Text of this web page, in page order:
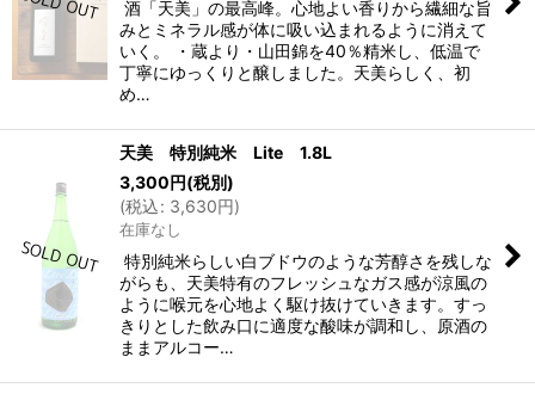
酒「天美」の最高峰。心地よい香りから繊細な旨
みとミネラル感が体に吸い込まれるように消えて
いく。 ・蔵より・山田錦を40％精米し、低温で
丁寧にゆっくりと醸しました。天美らしく、初
め…
天美 特別純米 Lite 1.8L
3,300円(税別)
(税込: 3,630円)
在庫なし
特別純米らしい白ブドウのような芳醇さを残しな
がらも、天美特有のフレッシュなガス感が涼風の
ように喉元を心地よく駆け抜けていきます。すっ
きりとした飲み口に適度な酸味が調和し、原酒の
ままアルコー…